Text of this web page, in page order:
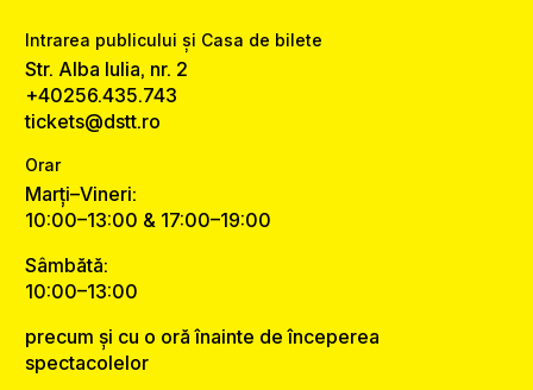
Intrarea publicului și Casa de bilete
Str. Alba Iulia, nr. 2
+40256.435.743
tickets@dstt.ro
Orar
Marți–Vineri:
10:00–13:00 & 17:00–19:00
Sâmbătă:
10:00–13:00
precum și cu o oră înainte de începerea
spectacolelor